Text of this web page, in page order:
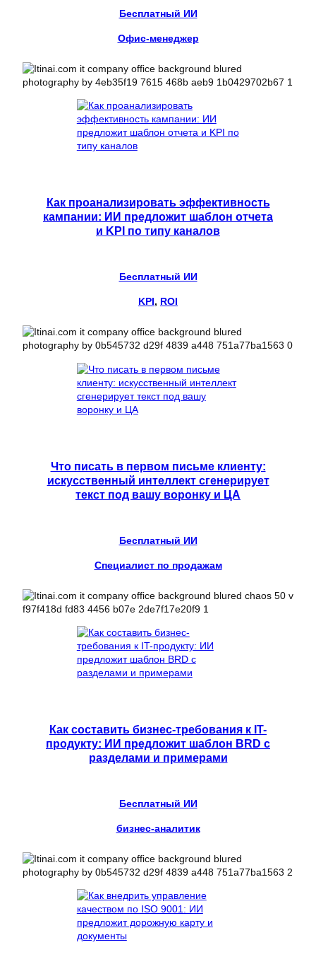
Бесплатный ИИ
Офис-менеджер
Как проанализировать эффективность
кампании: ИИ предложит шаблон отчета
и KPI по типу каналов
Бесплатный ИИ
KPI, ROI
Что писать в первом письме клиенту:
искусственный интеллект сгенерирует
текст под вашу воронку и ЦА
Бесплатный ИИ
Специалист по продажам
Как составить бизнес-требования к IT-
продукту: ИИ предложит шаблон BRD с
разделами и примерами
Бесплатный ИИ
бизнес-аналитик